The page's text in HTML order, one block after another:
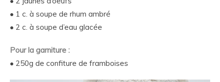
• 1 c. à soupe de rhum ambré
• 2 c. à soupe d’eau glacée
Pour la garniture :
• 250g de confiture de framboises